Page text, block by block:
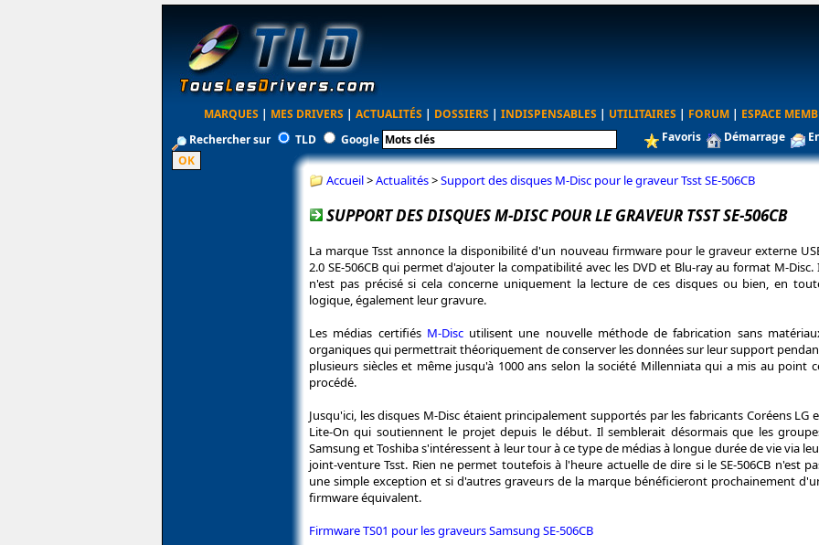
MARQUES | MES DRIVERS | ACTUALITÉS | DOSSIERS | INDISPENSABLES | UTILITAIRES | FORUM | ESPACE
Rechercher sur
TLD Google Favoris Démarrage
Accueil>Actualités>Support des disques M-Disc pour le graveur Tsst SE-506CB
SUPPORT DES DISQUES M-DISC POUR LE GRAVEUR TSST SE-506CB
La marque Tsst annonce la disponibilité d'un nouveau firmware pour le graveur externe
2.0 SE-506CB qui permet d'ajouter la compatibilité avec les DVD et Blu-ray au format M-Disc.
n'est pas précisé si cela concerne uniquement la lecture de ces disques ou bien, en
logique, également leur gravure.
Les médias certifiés M-Discutilisent une nouvelle méthode de fabrication sans
organiques qui permettrait théoriquement de conserver les données sur leur support
plusieurs siècles et même jusqu'à 1000 ans selon la société Millenniata qui a mis au point
procédé.
Jusqu'ici, les disques M-Disc étaient principalement supportés par les fabricants Coréens LG
Lite-On qui soutiennent le projet depuis le début. Il semblerait désormais que les
Samsung et Toshiba s'intéressent à leur tour à ce type de médias à longue durée de vie via
joint-venture Tsst. Rien ne permet toutefois à l'heure actuelle de dire si le SE-506CB n'est
une simple exception et si d'autres graveurs de la marque bénéficieront prochainement
firmware équivalent.
Firmware TS01 pour les graveurs Samsung SE-506CB